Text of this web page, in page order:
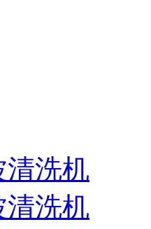
清洗机
洗机